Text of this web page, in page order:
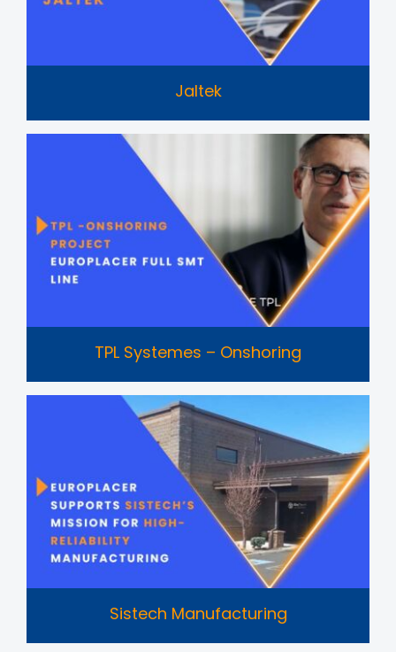
Jaltek
TPL Systemes – Onshoring
Sistech Manufacturing